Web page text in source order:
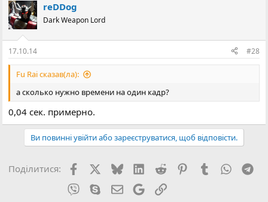
reDDog
Dark Weapon Lord
17.10.14 #28
Fu Rai сказав(ла):
а сколько нужно времени на один кадр?
0,04 сек. примерно.
Ви повинні увійти або зареєструватися, щоб відповісти.
Поділитися: FacebookX (Twitter)
BlueskyLinkedIn
Reddit PinterestTumblr
Viber SkypeE-mailGoogleПосилання